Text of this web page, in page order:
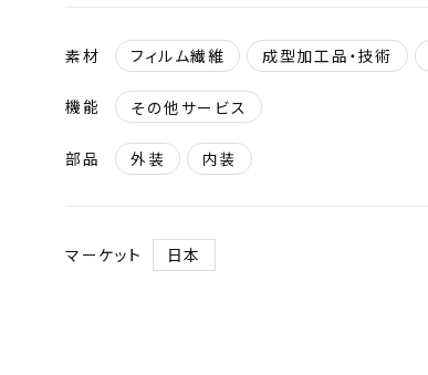
素材 フィルム繊維 成型加工品・技術
機能 その他サービス
部品 外装 内装
マーケット 日本